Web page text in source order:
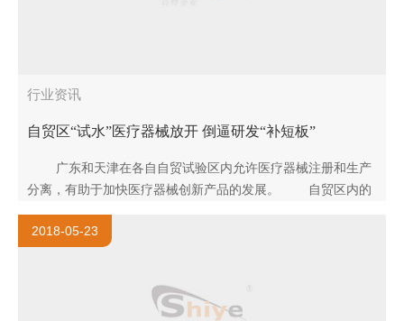
行业资讯
自贸区“试水”医疗器械放开 倒逼研发“补短板”
广东和天津在各自自贸试验区内允许医疗器械注册和生产
分离，有助于加快医疗器械创新产品的发展。 自贸区内的
医疗器械政策，正在不断放开。 日前，国务院印发进一步
深化广东..
2018-05-23